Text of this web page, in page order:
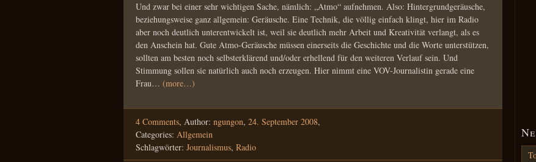
Und zwar bei einer sehr wichtigen Sache, nämlich: „Atmo“ aufnehmen. Also: Hintergrundgeräusche,
beziehungsweise ganz allgemein: Geräusche. Eine Technik, die völlig einfach klingt, hier im Radio
aber noch deutlich unterentwickelt ist, weil sie deutlich mehr Arbeit und Kreativität verlangt, als es
den Anschein hat. Gute Atmo-Geräusche müssen einerseits die Geschichte und die Worte unterstützen,
sollten am besten noch selbsterklärend und/oder erhellend für den weiteren Verlauf sein. Und
Stimmung sollen sie natürlich auch noch erzeugen. Hier nimmt eine VOV-Journalistin gerade eine
Frau… (more…)
4 Comments, Author: ngungon, 24. September 2008,
Categories: Allgemein
Schlagwörter: Journalismus, Radio